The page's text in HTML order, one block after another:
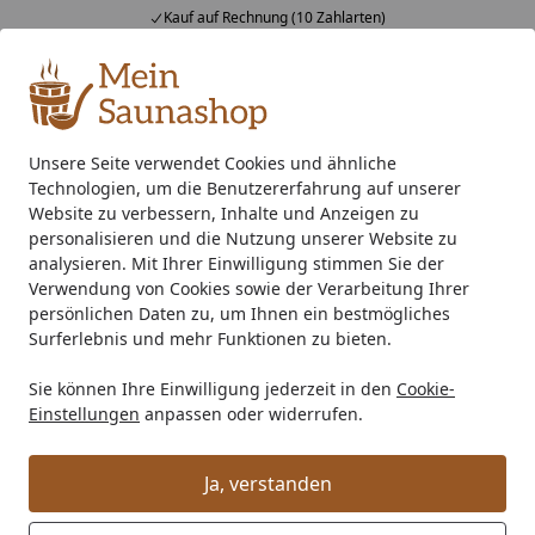
Unsere Seite verwendet Cookies und ähnliche
Technologien, um die Benutzererfahrung auf unserer
Website zu verbessern, Inhalte und Anzeigen zu
personalisieren und die Nutzung unserer Website zu
analysieren. Mit Ihrer Einwilligung stimmen Sie der
Verwendung von Cookies sowie der Verarbeitung Ihrer
persönlichen Daten zu, um Ihnen ein bestmögliches
Surferlebnis und mehr Funktionen zu bieten.
Sie können Ihre Einwilligung jederzeit in den Cookie-
Einstellungen anpassen oder widerrufen.
Ja, verstanden
Kauf auf Rechnung (10 Zahlarten)
Alle Produkte
Mein Konto
Suchen
Startseite
Infrarotkabine Infrarotkabine Infraworld Infrarotkabine
Infraworld Infrarotkabine Vario
Natura 120 inkl. 5-teiligem gratis
Zubehörset